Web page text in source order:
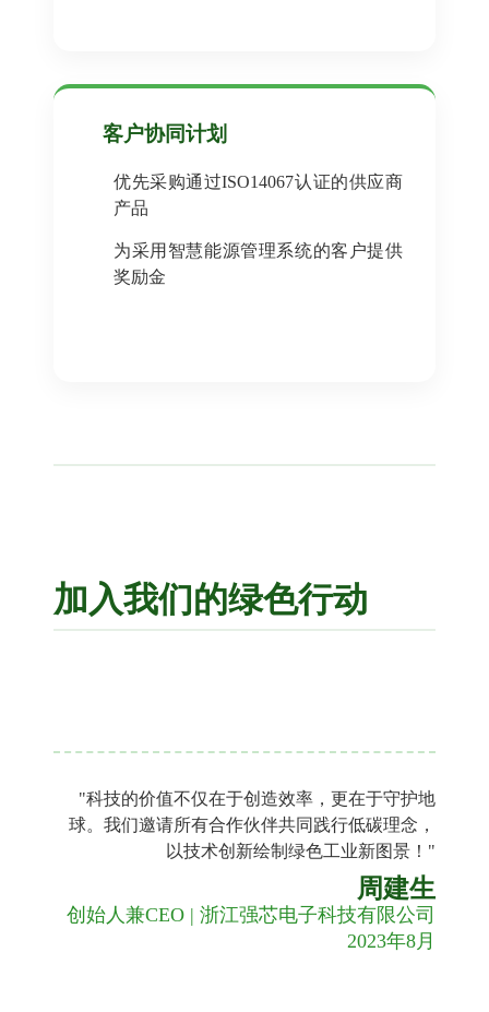
客户协同计划
优先采购通过ISO14067认证的供应商
产品
为采用智慧能源管理系统的客户提供
奖励金
加入我们的绿色行动
"科技的价值不仅在于创造效率，更在于守护地
球。我们邀请所有合作伙伴共同践行低碳理念，
以技术创新绘制绿色工业新图景！"
周建生
创始人兼CEO | 浙江强芯电子科技有限公司
2023年8月